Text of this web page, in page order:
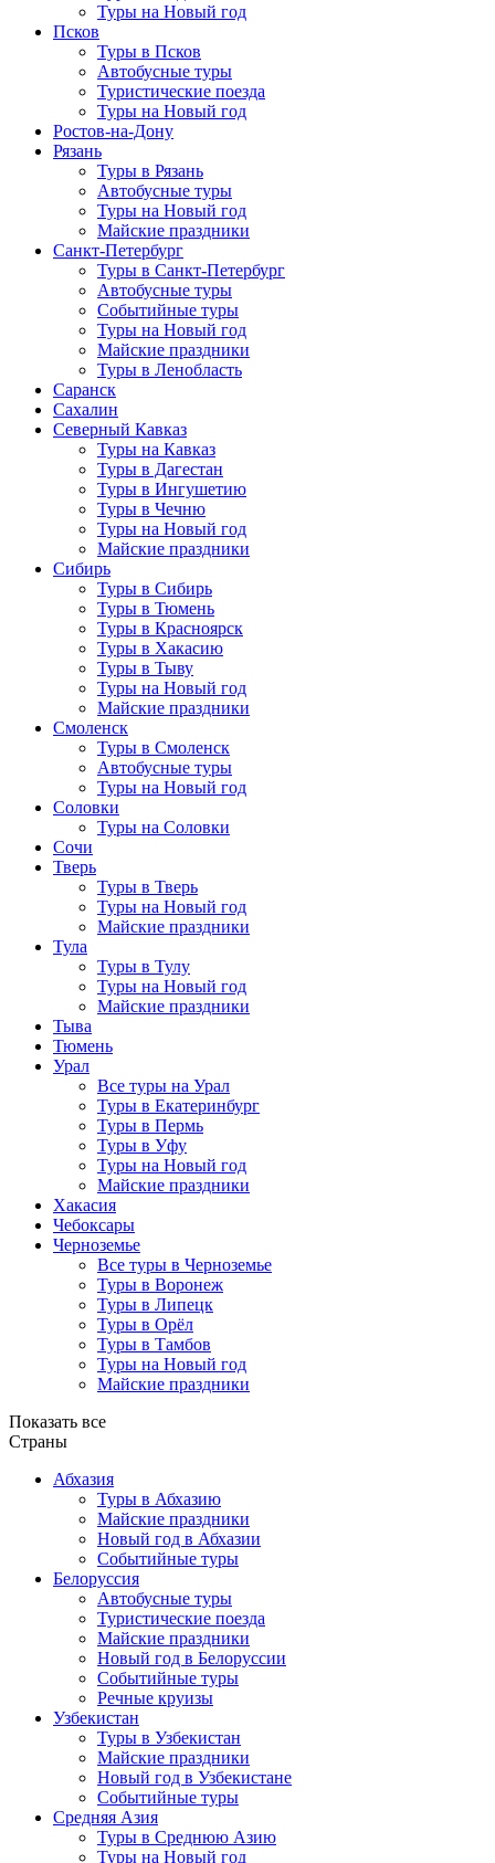
Туры на Новый год
Псков
Туры в Псков
Автобусные туры
Туристические поезда
Туры на Новый год
Ростов-на-Дону
Рязань
Туры в Рязань
Автобусные туры
Туры на Новый год
Майские праздники
Санкт-Петербург
Туры в Санкт-Петербург
Автобусные туры
Событийные туры
Туры на Новый год
Майские праздники
Туры в Ленобласть
Саранск
Сахалин
Северный Кавказ
Туры на Кавказ
Туры в Дагестан
Туры в Ингушетию
Туры в Чечню
Туры на Новый год
Майские праздники
Сибирь
Туры в Сибирь
Туры в Тюмень
Туры в Красноярск
Туры в Хакасию
Туры в Тыву
Туры на Новый год
Майские праздники
Смоленск
Туры в Смоленск
Автобусные туры
Туры на Новый год
Соловки
Туры на Соловки
Сочи
Тверь
Туры в Тверь
Туры на Новый год
Майские праздники
Тула
Туры в Тулу
Туры на Новый год
Майские праздники
Тыва
Тюмень
Урал
Все туры на Урал
Туры в Екатеринбург
Туры в Пермь
Туры в Уфу
Туры на Новый год
Майские праздники
Хакасия
Чебоксары
Черноземье
Все туры в Черноземье
Туры в Воронеж
Туры в Липецк
Туры в Орёл
Туры в Тамбов
Туры на Новый год
Майские праздники
Показать все
Страны
Абхазия
Туры в Абхазию
Майские праздники
Новый год в Абхазии
Событийные туры
Белоруссия
Автобусные туры
Туристические поезда
Майские праздники
Новый год в Белоруссии
Событийные туры
Речные круизы
Узбекистан
Туры в Узбекистан
Майские праздники
Новый год в Узбекистане
Событийные туры
Средняя Азия
Туры в Среднюю Азию
Туры на Новый год